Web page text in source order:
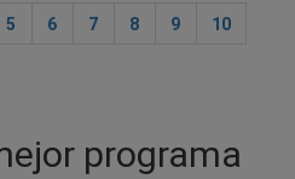
5 6 7 8 9 10
programa